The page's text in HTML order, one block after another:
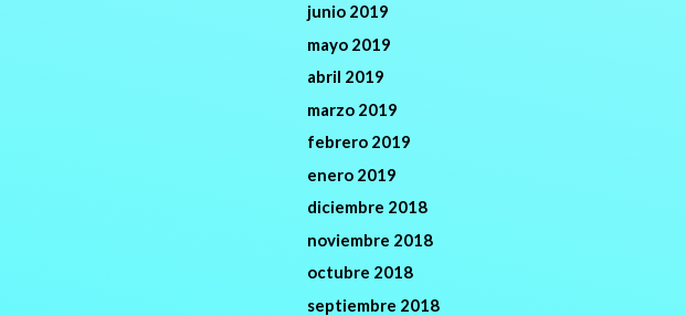
junio 2019
mayo 2019
abril 2019
marzo 2019
febrero 2019
enero 2019
diciembre 2018
noviembre 2018
octubre 2018
septiembre 2018